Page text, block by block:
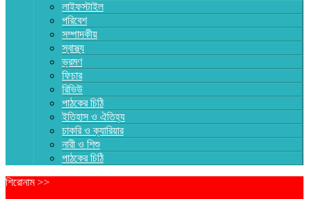
লাইফস্টাইল
পরিবেশ
সম্পাদকীয়
স্বাস্থ্য
ভ্রমণ
ফিচার
রিভিউ
পাঠকের চিঠি
ইতিহাস ও ঐতিহ্য
চাকরি ও ক্যারিয়ার
নারী ও শিশু
পাঠকের চিঠি
শিরোনাম >>